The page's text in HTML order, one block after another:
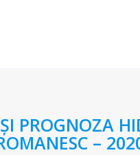
PROGNOZA
–